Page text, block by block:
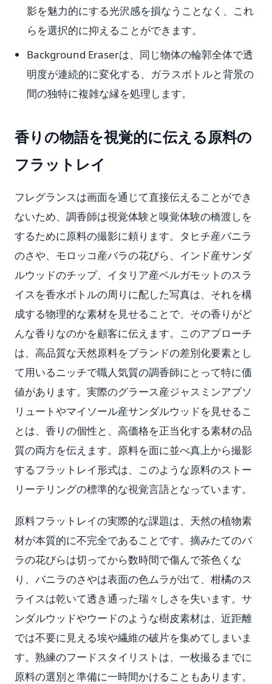
影を魅力的にする光沢感を損なうことなく、これ
らを選択的に抑えることができます。
Background Eraserは、同じ物体の輪郭全体で透
明度が連続的に変化する、ガラスボトルと背景の
間の独特に複雑な縁を処理します。
香りの物語を視覚的に伝える原料の
フラットレイ
フレグランスは画面を通じて直接伝えることができ
ないため、調香師は視覚体験と嗅覚体験の橋渡しを
するために原料の撮影に頼ります。タヒチ産バニラ
のさや、モロッコ産バラの花びら、インド産サンダ
ルウッドのチップ、イタリア産ベルガモットのスラ
イスを香水ボトルの周りに配した写真は、それを構
成する物理的な素材を見せることで、その香りがど
んな香りなのかを顧客に伝えます。このアプローチ
は、高品質な天然原料をブランドの差別化要素とし
て用いるニッチで職人気質の調香師にとって特に価
値があります。実際のグラース産ジャスミンアブソ
リュートやマイソール産サンダルウッドを見せるこ
とは、香りの個性と、高価格を正当化する素材の品
質の両方を伝えます。原料を面に並べ真上から撮影
するフラットレイ形式は、このような原料のストー
リーテリングの標準的な視覚言語となっています。
原料フラットレイの実際的な課題は、天然の植物素
材が本質的に不完全であることです。摘みたてのバ
ラの花びらは切ってから数時間で傷んで茶色くな
り、バニラのさやは表面の色ムラが出て、柑橘のス
ライスは乾いて透き通った瑞々しさを失います。サ
ンダルウッドやウードのような樹皮素材は、近距離
では不要に見える埃や繊維の破片を集めてしまいま
す。熟練のフードスタイリストは、一枚撮るまでに
原料の選別と準備に一時間かけることもあります。